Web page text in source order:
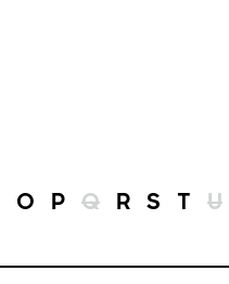
O P Q R S T U